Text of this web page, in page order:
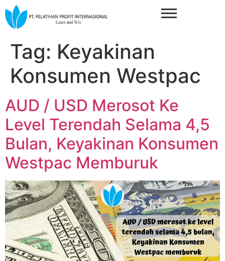
Tag: Keyakinan
Konsumen Westpac
AUD / USD Merosot Ke
Level Terendah Selama 4,5
Bulan, Keyakinan Konsumen
Westpac Memburuk